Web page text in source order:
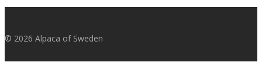
© 2026 Alpaca of Sweden